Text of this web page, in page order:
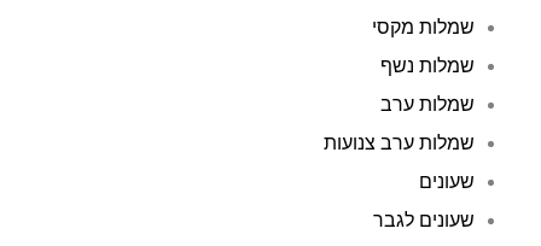
שמלות מקסי
שמלות נשף
שמלות ערב
שמלות ערב צנועות
שעונים
שעונים לגבר